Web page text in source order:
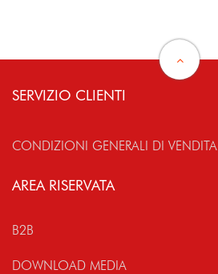
SERVIZIO CLIENTI
CONDIZIONI GENERALI DI VENDITA
AREA RISERVATA
B2B
DOWNLOAD MEDIA